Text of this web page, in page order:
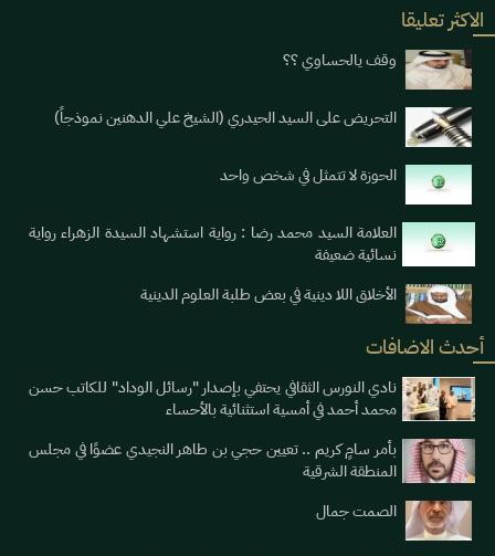
الاكثر تعليقا
وقف يالحساوي ؟؟
التحريض على السيد الحيدري (الشيخ علي الدهنين نموذجاً)
الحوزة لا تتمثل في شخص واحد
العلامة السيد محمد رضا : رواية استشهاد السيدة الزهراء رواية
نسائية ضعيفة
الأخلاق اللا دينية في بعض طلبة العلوم الدينية
أحدث الاضافات
نادي النورس الثقافي يحتفي بإصدار "رسائل الوداد" للكاتب حسن
محمد أحمد في أمسية استثنائية بالأحساء
بأمر سامٍ كريم .. تعيين حجي بن طاهر النجيدي عضوًا في مجلس
المنطقة الشرقية
الصمت جمال